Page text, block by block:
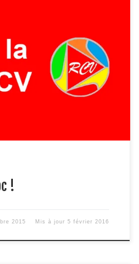
: Les liens : le lien pour
geforce experience qui contient
object/geforce-e… le lien
Shadow play :
e…
!
2015 Mis à jour5 février 2016